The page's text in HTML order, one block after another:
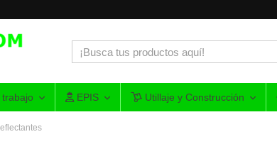
trabajo EPIS Utillaje y Construcción